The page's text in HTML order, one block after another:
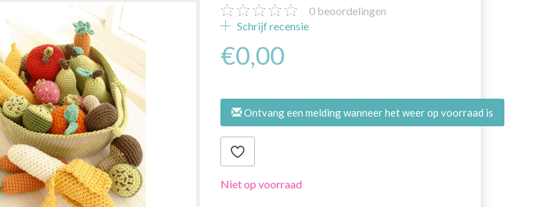
0 beoordelingen
Schrijf recensie
€0,00
Ontvang een melding wanneer het weer op voorraad is
Niet op voorraad